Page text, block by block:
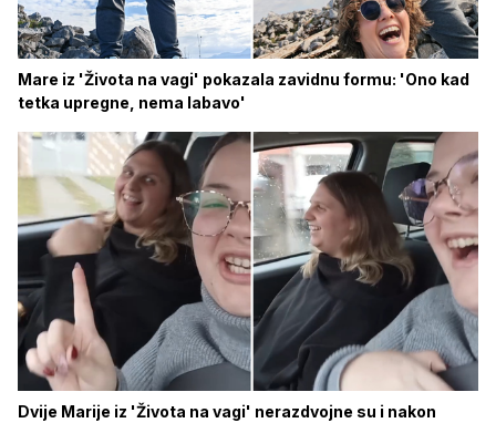
Mare iz 'Života na vagi' pokazala zavidnu formu: 'Ono kad
tetka upregne, nema labavo'
Dvije Marije iz 'Života na vagi' nerazdvojne su i nakon